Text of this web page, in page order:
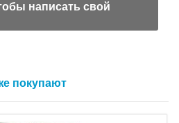
написать свой
покупают